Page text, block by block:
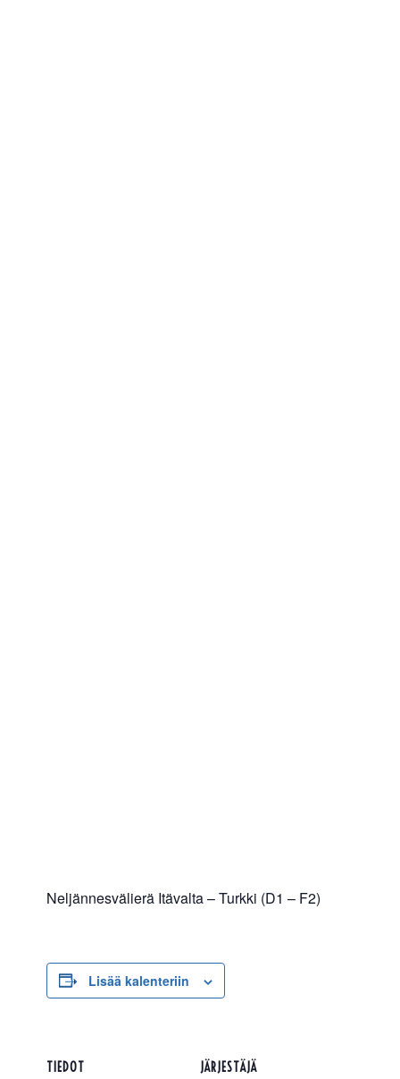
Neljännesvälierä Itävalta – Turkki (D1 – F2)
Lisää kalenteriin
TIEDOT JÄRJESTÄJÄ